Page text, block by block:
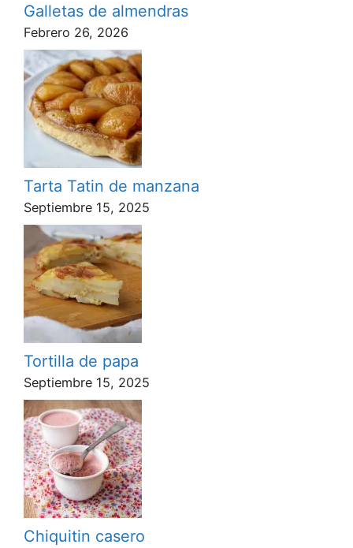
Galletas de almendras
Febrero 26, 2026
Tarta Tatin de manzana
Septiembre 15, 2025
Tortilla de papa
Septiembre 15, 2025
Chiquitin casero